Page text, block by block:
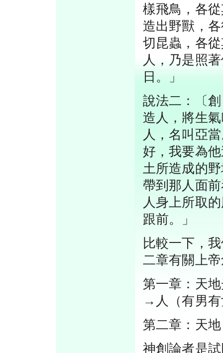
樣飛鳥，各
造出野獸，
切昆蟲，各
人，乃是照
日。」
說法二：〔
造人，將生
人，名叫亞
好，我要為
土所造成的
帶到那人面
人身上所取
跟前。」
比較一下，
二章有關上
第一章：天
→人（有男
第二章：天
神創論者是